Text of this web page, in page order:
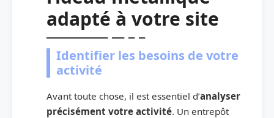
adapté à votre site
Identifier les besoins de votre
activité
Avant toute chose, il est essentiel d’analyser
précisément votre activité. Un entrepôt